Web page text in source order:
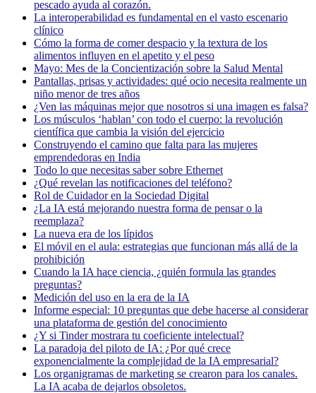
pescado ayuda al corazón.
La interoperabilidad es fundamental en el vasto escenario
clínico
Cómo la forma de comer despacio y la textura de los
alimentos influyen en el apetito y el peso
Mayo: Mes de la Concientización sobre la Salud Mental
Pantallas, prisas y actividades: qué ocio necesita realmente un
niño menor de tres años
¿Ven las máquinas mejor que nosotros si una imagen es falsa?
Los músculos ‘hablan’ con todo el cuerpo: la revolución
científica que cambia la visión del ejercicio
Construyendo el camino que falta para las mujeres
emprendedoras en India
Todo lo que necesitas saber sobre Ethernet
¿Qué revelan las notificaciones del teléfono?
Rol de Cuidador en la Sociedad Digital
¿La IA está mejorando nuestra forma de pensar o la
reemplaza?
La nueva era de los lípidos
El móvil en el aula: estrategias que funcionan más allá de la
prohibición
Cuando la IA hace ciencia, ¿quién formula las grandes
preguntas?
Medición del uso en la era de la IA
Informe especial: 10 preguntas que debe hacerse al considerar
una plataforma de gestión del conocimiento
¿Y si Tinder mostrara tu coeficiente intelectual?
La paradoja del piloto de IA: ¿Por qué crece
exponencialmente la complejidad de la IA empresarial?
Los organigramas de marketing se crearon para los canales.
La IA acaba de dejarlos obsoletos.